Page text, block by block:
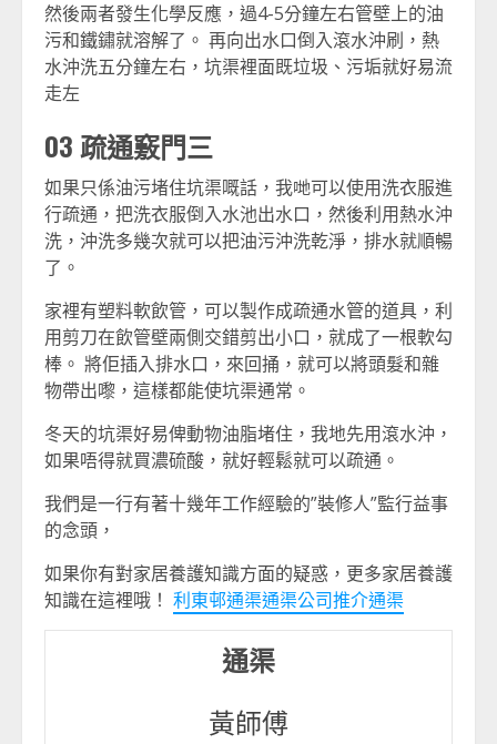
然後兩者發生化學反應，過4-5分鐘左右管壁上的油
污和鐵鏽就溶解了。 再向出水口倒入滾水沖刷，熱
水沖洗五分鐘左右，坑渠裡面既垃圾、污垢就好易流
走左
03 疏通竅門三
如果只係油污堵住坑渠嘅話，我哋可以使用洗衣服進
行疏通，把洗衣服倒入水池出水口，然後利用熱水沖
洗，沖洗多幾次就可以把油污沖洗乾淨，排水就順暢
了。
家裡有塑料軟飲管，可以製作成疏通水管的道具，利
用剪刀在飲管壁兩側交錯剪出小口，就成了一根軟勾
棒。 將佢插入排水口，來回捅，就可以將頭髮和雜
物帶出嚟，這樣都能使坑渠通常。
冬天的坑渠好易俾動物油脂堵住，我地先用滾水沖，
如果唔得就買濃硫酸，就好輕鬆就可以疏通。
我們是一行有著十幾年工作經驗的”裝修人”監行益事
的念頭，
如果你有對家居養護知識方面的疑惑，更多家居養護
知識在這裡哦！ 利東邨通渠通渠公司推介通渠
通渠
黃師傅